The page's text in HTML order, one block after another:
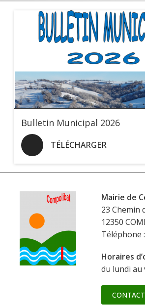
Bulletin Municipal 2026
TÉLÉCHARGER
Mairie de
23 Chemin
12350
Téléphone :
Horaires
du lundi au